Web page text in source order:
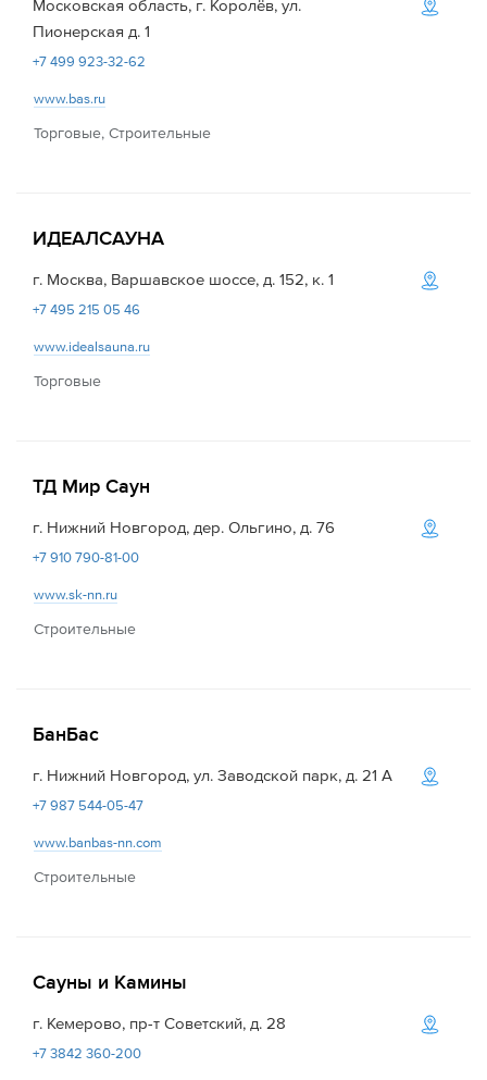
Московская область, г. Королёв, ул.
Пионерская д. 1
+7 499 923-32-62
www.bas.ru
Торговые, Строительные
ИДЕАЛСАУНА
г. Москва, Варшавское шоссе, д. 152, к. 1
+7 495 215 05 46
www.idealsauna.ru
Торговые
ТД Мир Саун
г. Нижний Новгород, дер. Ольгино, д. 76
+7 910 790-81-00
www.sk-nn.ru
Строительные
БанБаc
г. Нижний Новгород, ул. Заводской парк, д. 21 А
+7 987 544-05-47
www.banbas-nn.com
Строительные
Сауны и Камины
г. Кемерово, пр-т Советский, д. 28
+7 3842 360-200